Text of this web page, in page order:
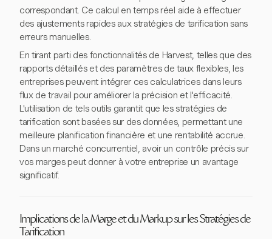
correspondant. Ce calcul en temps réel aide à effectuer
des ajustements rapides aux stratégies de tarification sans
erreurs manuelles.
En tirant parti des fonctionnalités de Harvest, telles que des
rapports détaillés et des paramètres de taux flexibles, les
entreprises peuvent intégrer ces calculatrices dans leurs
flux de travail pour améliorer la précision et l'efficacité.
L'utilisation de tels outils garantit que les stratégies de
tarification sont basées sur des données, permettant une
meilleure planification financière et une rentabilité accrue.
Dans un marché concurrentiel, avoir un contrôle précis sur
vos marges peut donner à votre entreprise un avantage
significatif.
Implications de la Marge et du Markup sur les Stratégies de
Tarification